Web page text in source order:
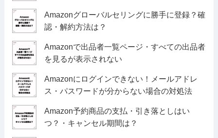
Amazonグローバルセリングに勝手に登録？確
認・解約方法は？
Amazonで出品者一覧ページ・すべての出品者
を見るが表示されない
Amazonにログインできない！メールアドレ
ス・パスワードが分からない場合の対処法
Amazon予約商品の支払・引き落としはい
つ？・キャンセル期間は？